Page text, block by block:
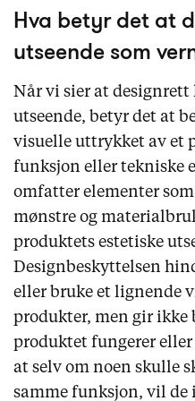
Hva betyr det at
utseende som
Når vi sier at
utseende, betyr det at
visuelle uttrykket av et
funksjon eller tekniske
omfatter elementer
mønstre og
produktets estetiske
Designbeskyttelsen
eller bruke et lignende
produkter, men gir ikke
produktet fungerer
at selv om noen skulle
samme funksjon, vil de